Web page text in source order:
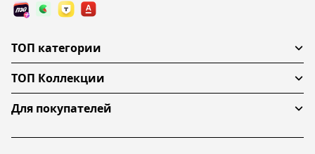
ТОП категории
ТОП Коллекции
Для покупателей